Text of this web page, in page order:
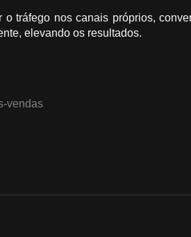
tráfego nos canais próprios,
elevando os resultados.
vendas